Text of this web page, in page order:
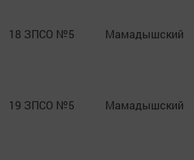
18 ЗПСО №5 Мамадышский
19 ЗПСО №5 Мамадышский